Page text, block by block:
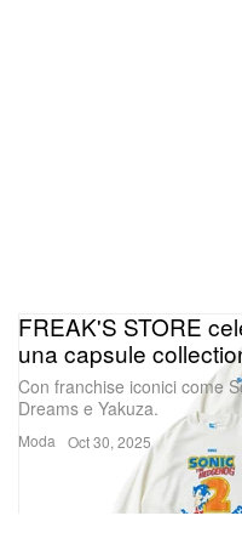
evilgiane va solo
Moda
FREAK'S STORE
una capsule
Con franchise iconici come
Dreams e Yakuza.
Oct 30, 2025